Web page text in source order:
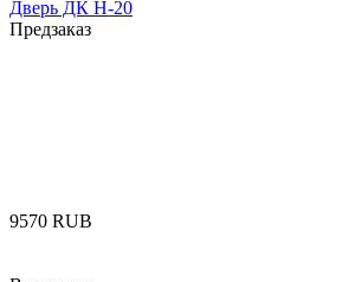
Дверь ДК Н-20
Предзаказ
‍9570‍ RUB